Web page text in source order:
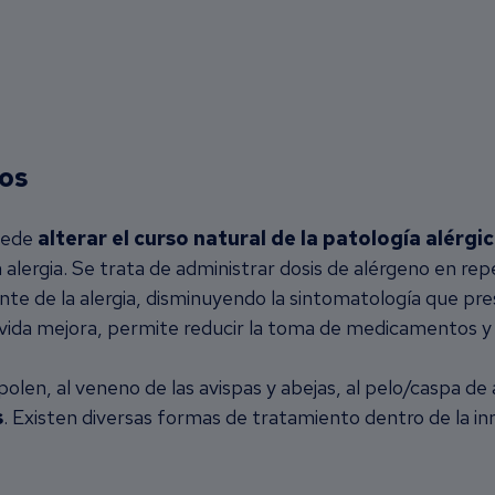
alterar el curso natural de la patología
Se trata de administrar dosis de alérgeno en
de la alergia, disminuyendo la sintomatología que
mejora, permite reducir la toma de medicamentos
al veneno de las avispas y abejas, al pelo/caspa
. Existen diversas formas de tratamiento dentro de la